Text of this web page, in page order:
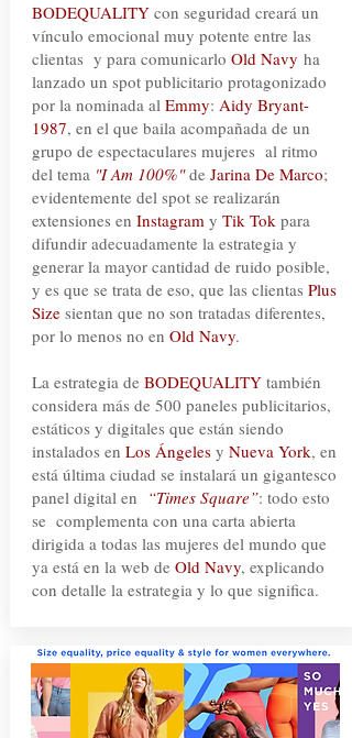
BODEQUALITYcon seguridad creará un
vínculo emocional muy potente entre las
clientas y para comunicarlo Old Navy ha
lanzado un spot publicitario protagonizado
por la nominada al Emmy: Aidy Bryant-
1987, en el que baila acompañada de un
grupo de espectaculares mujeres al ritmo
del tema "I Am 100%" de Jarina De Marco;
evidentemente del spot se realizarán
extensiones en Instagramy Tik Tokpara
difundir adecuadamente la estrategia y
generar la mayor cantidad de ruido posible,
y es que se trata de eso, que las clientas Plus
Sizesientan que no son tratadas diferentes,
por lo menos no en Old Navy.
La estrategia de BODEQUALITYtambién
considera más de 500 paneles publicitarios,
estáticos y digitales que están siendo
instalados en Los Ángelesy Nueva York, en
está última ciudad se instalará un gigantesco
panel digital en “Times Square”: todo esto
se complementa con una carta abierta
dirigida a todas las mujeres del mundo que
ya está en la web de Old Navy, explicando
con detalle la estrategia y lo que significa.